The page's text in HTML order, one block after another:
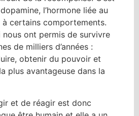
l’hormone liée au
à certains comportements.
nous ont permis de survivre
de milliers d’années :
obtenir du pouvoir et
plus avantageuse dans la
et de réagir est donc